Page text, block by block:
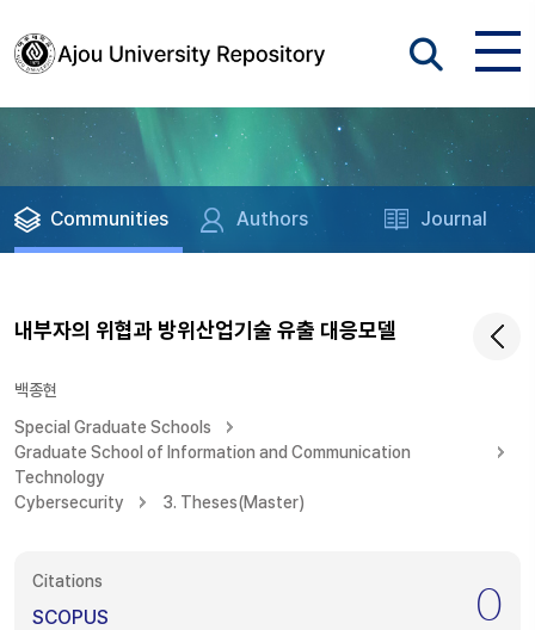
Communities Authors Journal
내부자의 위협과 방위산업기술 유출 대응모델
백종현
Special Graduate Schools
Graduate School of Information and Communication
Technology
Cybersecurity
3. Theses(Master)
Citations
SCOPUS 0